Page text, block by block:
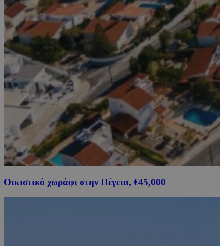
Οικιστικό χωράφι στην Πέγεια, €45,000